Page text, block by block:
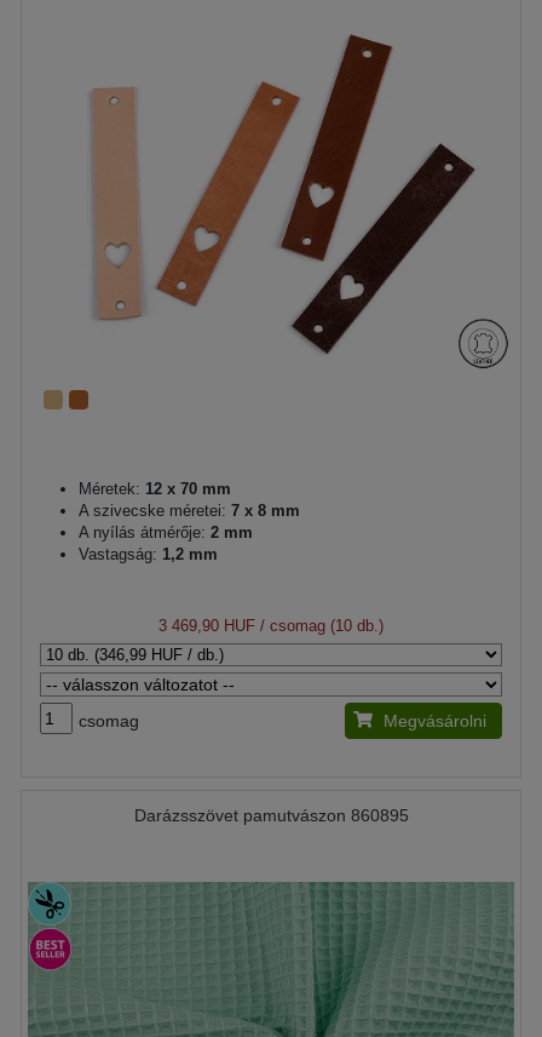
Méretek: 12 x 70 mm
A szivecske méretei: 7 x 8 mm
A nyílás átmérője: 2 mm
Vastagság: 1,2 mm
3 469,90 HUF / csomag (10 db.)
csomag Megvásárolni
Darázsszövet pamutvászon 860895